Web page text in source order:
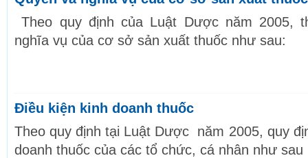
Theo quy định của Luật Dược năm 2005,
nghĩa vụ của cơ sở sản xuất thuốc như sau:
Điều kiện kinh doanh thuốc
Theo quy định tại Luật Dược năm 2005, quy
doanh thuốc của các tổ chức, cá nhân như sau